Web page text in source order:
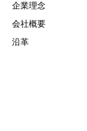
企業理念
会社概要
沿革